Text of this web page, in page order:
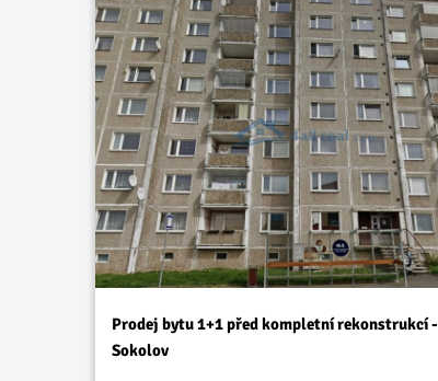
Prodej bytu 1+1 před kompletní rekonstrukcí -
Sokolov